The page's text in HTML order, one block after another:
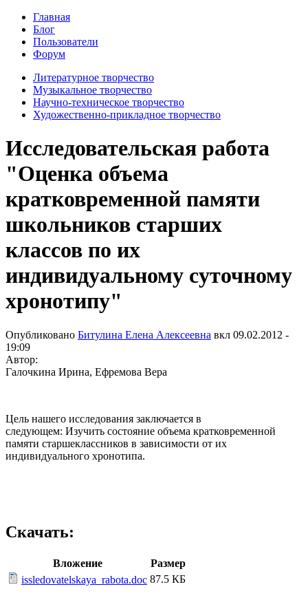
Главная
Блог
Пользователи
Форум
Литературное творчество
Музыкальное творчество
Научно-техническое творчество
Художественно-прикладное творчество
Исследовательская работа
"Оценка объема
кратковременной памяти
школьников старших
классов по их
индивидуальному суточному
хронотипу"
Опубликовано Битулина Елена Алексеевна вкл 09.02.2012 -
19:09
Автор:
Галочкина Ирина, Ефремова Вера
Цель нашего исследования заключается в
следующем: Изучить состояние объема кратковременной
памяти старшеклассников в зависимости от их
индивидуального хронотипа.
Скачать:
Вложение
Размер
issledovatelskaya_rabota.doc 87.5 КБ